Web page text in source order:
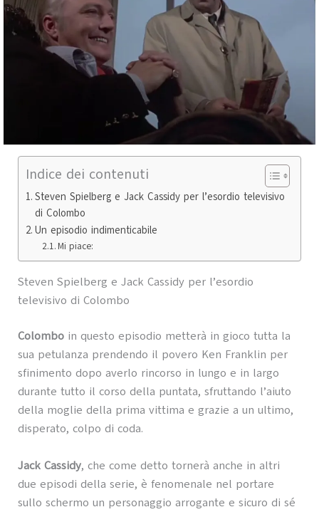
Indice dei contenuti
Steven Spielberg e Jack Cassidy per l’esordio televisivo
di Colombo
Un episodio indimenticabile
Mi piace:
Steven Spielberg e Jack Cassidy per l’esordio
televisivo di Colombo
Colomboin questo episodio metterà in gioco tutta la
sua petulanza prendendo il povero Ken Franklin per
sfinimento dopo averlo rincorso in lungo e in largo
durante tutto il corso della puntata, sfruttando l’aiuto
della moglie della prima vittima e grazie a un ultimo,
disperato, colpo di coda.
Jack Cassidy, che come detto tornerà anche in altri
due episodi della serie, è fenomenale nel portare
sullo schermo un personaggio arrogante e sicuro di sé